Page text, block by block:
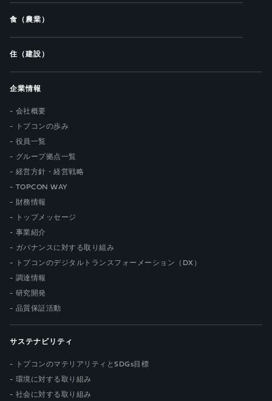
食（農業）
住（建設）
企業情報
会社概要
トプコンの歩み
役員一覧
グループ拠点一覧
経営方針・経営戦略
TOPCON WAY
財務情報
トップメッセージ
事業紹介
ガバナンスに対する取り組み
トプコンのデジタルトランスフォーメーション（DX）
調達情報
研究開発
品質保証活動
サステナビリティ
トプコンのマテリアリティとSDGs目標
環境に対する取り組み
社会に対する取り組み